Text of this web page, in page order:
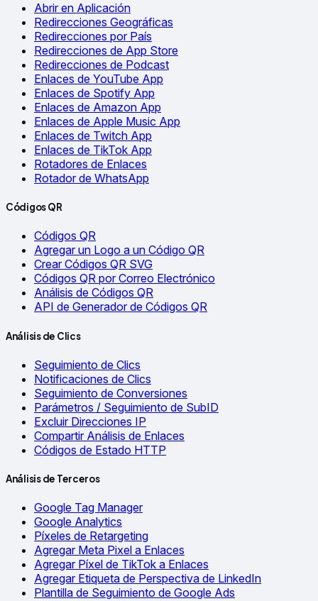
Abrir en Aplicación
Redirecciones Geográficas
Redirecciones por País
Redirecciones de App Store
Redirecciones de Podcast
Enlaces de YouTube App
Enlaces de Spotify App
Enlaces de Amazon App
Enlaces de Apple Music App
Enlaces de Twitch App
Enlaces de TikTok App
Rotadores de Enlaces
Rotador de WhatsApp
Códigos QR
Códigos QR
Agregar un Logo a un Código QR
Crear Códigos QR SVG
Códigos QR por Correo Electrónico
Análisis de Códigos QR
API de Generador de Códigos QR
Análisis de Clics
Seguimiento de Clics
Notificaciones de Clics
Seguimiento de Conversiones
Parámetros / Seguimiento de SubID
Excluir Direcciones IP
Compartir Análisis de Enlaces
Códigos de Estado HTTP
Análisis de Terceros
Google Tag Manager
Google Analytics
Píxeles de Retargeting
Agregar Meta Pixel a Enlaces
Agregar Píxel de TikTok a Enlaces
Agregar Etiqueta de Perspectiva de LinkedIn
Plantilla de Seguimiento de Google Ads